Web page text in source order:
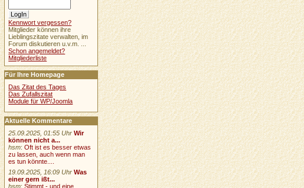
Kennwort vergessen?
Mitglieder können ihre
Lieblingszitate verwalten, im
Forum diskutieren u.v.m. ...
Schon angemeldet?
Mitgliederliste
Für Ihre Homepage
Das Zitat des Tages
Das Zufallszitat
Module für WP/Joomla
Aktuelle Kommentare
25.09.2025, 01:55 Uhr Wir
können nicht a...
hsm:Oft ist es besser etwas
zu lassen, auch wenn man
es tun könnte....
19.09.2025, 16:09 Uhr Was
einer gern ißt...
hsm:Stimmt - und eine